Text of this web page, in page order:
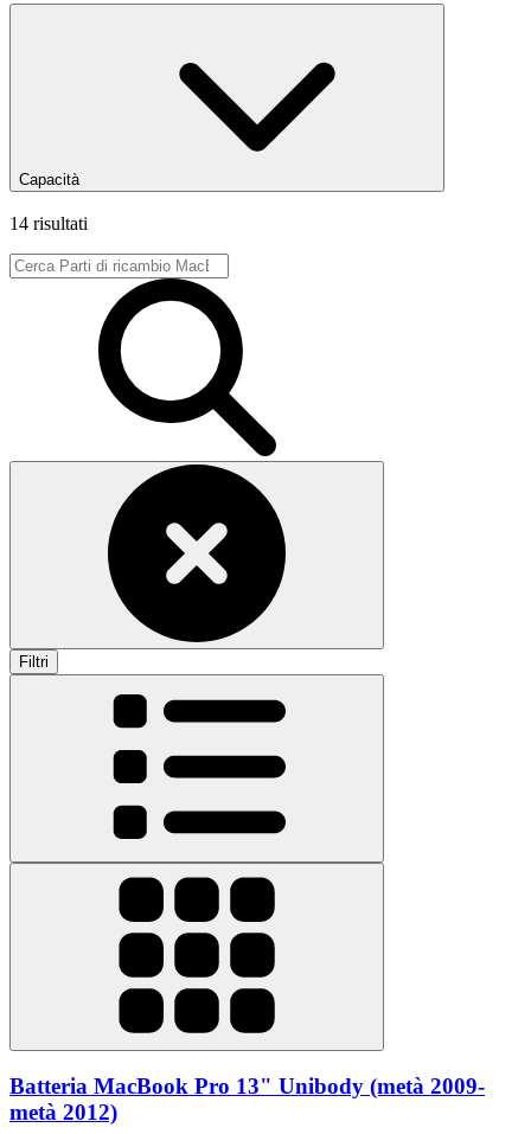
Capacità
14 risultati
Filtri
Batteria MacBook Pro 13" Unibody (metà 2009-
metà 2012)